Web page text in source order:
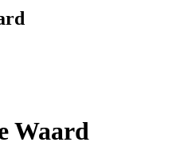
Waard